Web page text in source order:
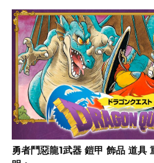
勇者鬥惡龍1武器 鎧甲 飾品 道具